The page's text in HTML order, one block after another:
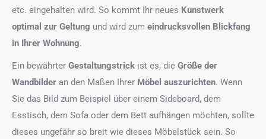
etc. eingehalten wird. So kommt Ihr neues Kunstwerk
optimal zur Geltung und wird zum eindrucksvollen Blickfang
in Ihrer Wohnung.
Ein bewährter Gestaltungstrick ist es, die Größe der
Wandbilder an den Maßen Ihrer Möbel auszurichten. Wenn
Sie das Bild zum Beispiel über einem Sideboard, dem
Esstisch, dem Sofa oder dem Bett aufhängen möchten, sollte
dieses ungefähr so breit wie dieses Möbelstück sein. So